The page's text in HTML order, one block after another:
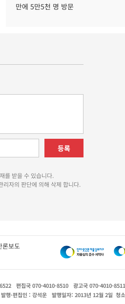
만에 5만5천 명 방문
등록
를 받을 수 있습니다.
자의 판단에 의해 삭제 합니다.
론보도
편집국 070-4010-8510
광고국 070-4010-8511
발행·편집인 : 강석운 발행일자: 2013년 12월 2일 청